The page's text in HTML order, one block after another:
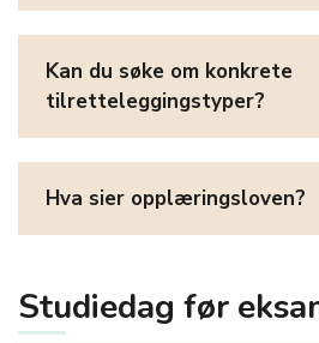
Kan du søke om konkrete
tilretteleggingstyper?
Hva sier opplæringsloven?
Studiedag før